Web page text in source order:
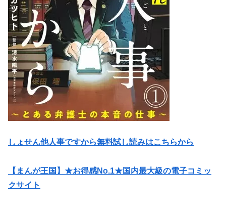
しょせん他人事ですから無料試し読みはこちらから
【まんが王国】★お得感No.1★国内最大級の電子コミッ
クサイト